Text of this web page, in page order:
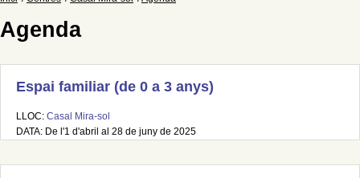
Agenda
Espai familiar (de 0 a 3 anys)
LLOC: Casal Mira-sol
DATA: De l'1 d'abril al 28 de juny de 2025